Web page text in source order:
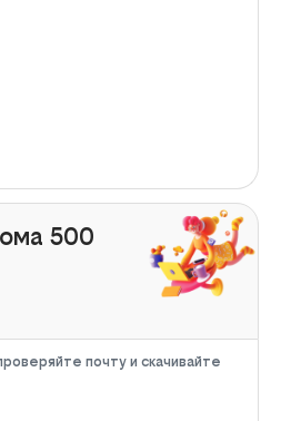
500
почту и скачивайте